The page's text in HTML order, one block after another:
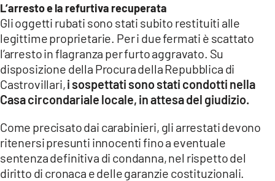
L’arresto e la refurtiva recuperata
Gli oggetti rubati sono stati subito restituiti alle
legittime proprietarie. Per i due fermati è scattato
l’arresto in flagranza per furto aggravato. Su
disposizione della Procura della Repubblica di
Castrovillari,i sospettati sono stati condotti nella
Casa circondariale locale, in attesa del giudizio.
Come precisato dai carabinieri, gli arrestati devono
ritenersi presunti innocenti fino a eventuale
sentenza definitiva di condanna, nel rispetto del
diritto di cronaca e delle garanzie costituzionali.